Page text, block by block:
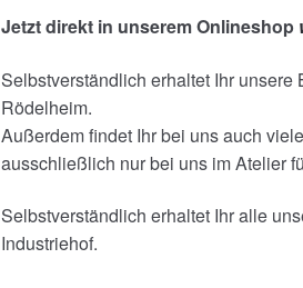
Jetzt direkt in unserem Onlineshop
Selbstverständlich erhaltet Ihr
Rödelheim.
Außerdem findet Ihr bei uns auch
ausschließlich nur bei uns im Atelier
Selbstverständlich erhaltet Ihr alle
Industriehof.